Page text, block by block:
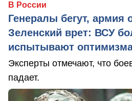
В России
Генералы бегут, армия
Зеленский врет: ВСУ
испытывают
Эксперты отмечают, что
падает.